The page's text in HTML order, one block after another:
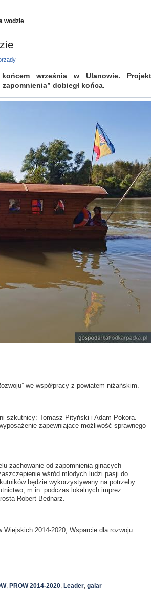
wodzie
września w Ulanowie. Projekt
dobiegł końca.
we współpracy z powiatem niżańskim.
szkutnicy: Tomasz Pityński i Adam Pokora.
zapewniające możliwość sprawnego
zachowanie od zapomnienia ginących
wśród młodych ludzi pasji do
będzie wykorzystywany na potrzeby
m.in. podczas lokalnych imprez
Robert Bednarz.
Wiejskich 2014-2020, Wsparcie dla rozwoju
, PROW 2014-2020, Leader, galar